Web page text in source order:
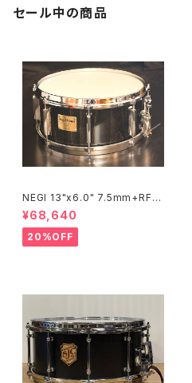
セール中の商品
NEGI 13"x6.0" 7.5mm+RF
ビーチスネア S-B75R1360D8
-S2BK
¥68,640
20%OFF